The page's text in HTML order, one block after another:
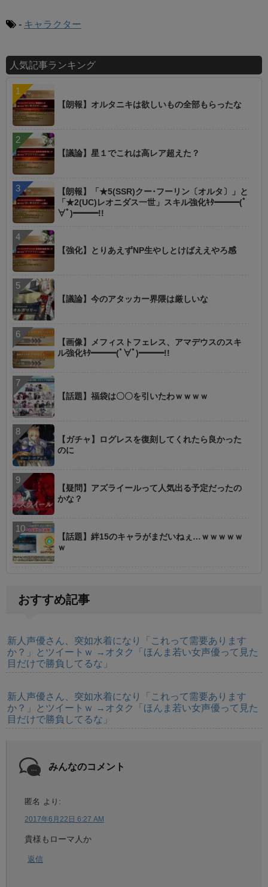
- キャラクター
人気記事ランキング
【朗報】オルタニキは欲しいもの全部もらったな
【議論】星１でこれは高レア超えた？
【朗報】「★5(SSR)クー･フーリン〔オルタ〕」と
「★2(UC)レオニダス一世」スキル強化ｷﾀ━━━(ﾟ
∀ﾟ)━━━!!
【強化】とりあえずNP生やしとけばええやろ感
【議論】今のアタッカー界隈は厳しいな
【画像】メフィストフェレス、アマデウスのスキ
ル強化ｷﾀ━━━(ﾟ∀ﾟ)━━━!!
【話題】福袋は〇〇を引いたわｗｗｗｗ
【ガチャ】ログレスを復刻してくれたら良かった
のに
【疑問】アズライールって人気出る予定だったの
かな？
【話題】絆15のキャラがまだいねぇ…ｗｗｗｗｗ
ｗ
おすすめ記事
新人声優さん、突如水着になり「これって需要あります
か？」とツイートｗ →オタク「ほんま若い女声優って見た
目だけで勝負してるな」
新人声優さん、突如水着になり「これって需要あります
か？」とツイートｗ →オタク「ほんま若い女声優って見た
目だけで勝負してるな」
みんなのコメント
匿名 より:
2017年6月22日 6:27 AM
貴様もローマ人か
返信